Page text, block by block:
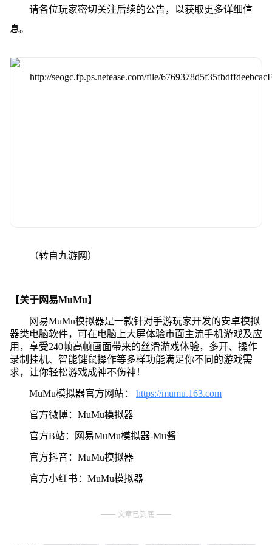
请各位玩家密切关注后续的公告，以获取更多详细信
息。
（转自九游网）
【关于网易MuMu】
网易MuMu模拟器是一款针对手游玩家开发的安卓模拟
器类电脑软件，可在电脑上大屏体验市面主流手机游戏及应
用，享受240帧高帧画面带来的丝滑游戏体验，多开、操作
录制挂机、智能键鼠操作等多样功能满足你不同的游戏需
求，让你轻松游戏成神不伤神！
MuMu模拟器官方网站： https://mumu.163.com
官方微博：MuMu模拟器
官方B站：网易MuMu模拟器-Mu酱
官方抖音：MuMu模拟器
官方小红书：MuMu模拟器
文章已到底